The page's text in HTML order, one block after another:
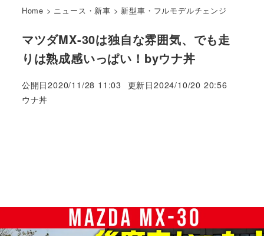
Home > ニュース・新車 > 新型車・フルモデルチェンジ
マツダMX-30は独自な雰囲気、でも走
りは熟成感いっぱい！byウナ丼
公開日2020/11/28 11:03 更新日2024/10/20 20:56
著
ウナ丼